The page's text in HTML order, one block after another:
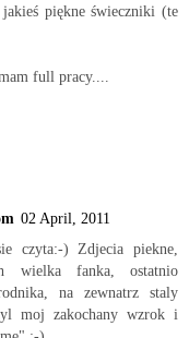
piękne świeczniki (te
full pracy....
02 April, 2011
czyta:-) Zdjecia piekne,
wielka fanka, ostatnio
na zewnatrz staly
moj zakochany wzrok i